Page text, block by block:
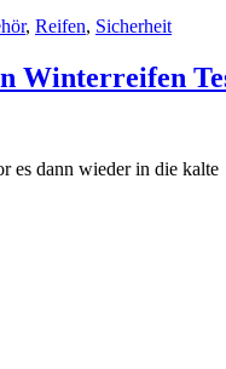
, Reifen, Sicherheit
Winterreifen
es dann wieder in die kalte